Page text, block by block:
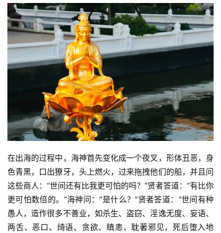
在出海的过程中，海神首先变化成一个夜叉，形体丑恶，身
色青黑，口出獠牙，头上燃火，过来拖拽他们的船，并且问
这些商人：“世间还有比我更可怕的吗？”贤者答道：“有比你
更可怕数倍的。”海神问：“是什么？”贤者答道：“世间有种
愚人，造作很多不善业，如杀生、盗窃、淫逸无度、妄语、
两舌、恶口、绮语、贪欲、瞋恚、耽著邪见，死后堕入地